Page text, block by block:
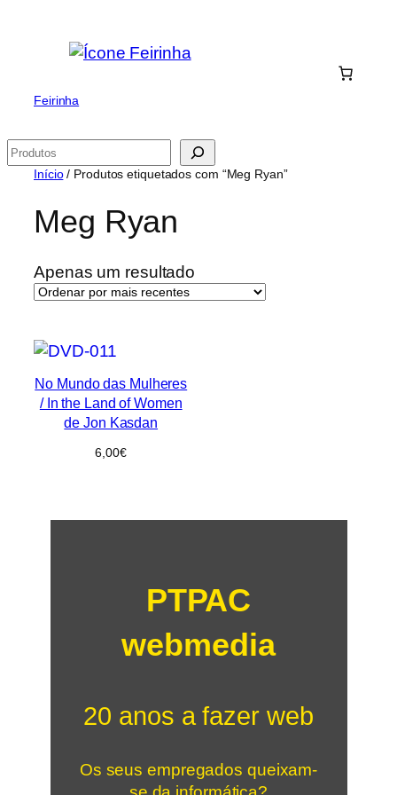
Feirinha
Pesquisar
Início/ Produtos etiquetados com “Meg Ryan”
Meg Ryan
Apenas um resultado
No Mundo das Mulheres
/ In the Land of Women
de Jon Kasdan
6,00€
PTPAC
webmedia
20 anos a fazer web
Os seus empregados queixam-